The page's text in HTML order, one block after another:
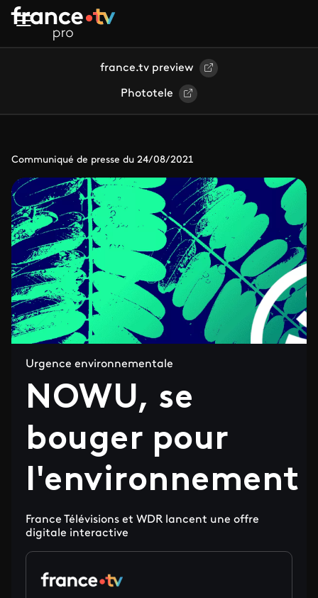
Aller au contenu principal
france.tv preview
Phototele
Communiqué de presse du 24/08/2021
Urgence environnementale
NOWU, se
bouger pour
l'environnement
France Télévisions et WDR lancent une offre
digitale interactive